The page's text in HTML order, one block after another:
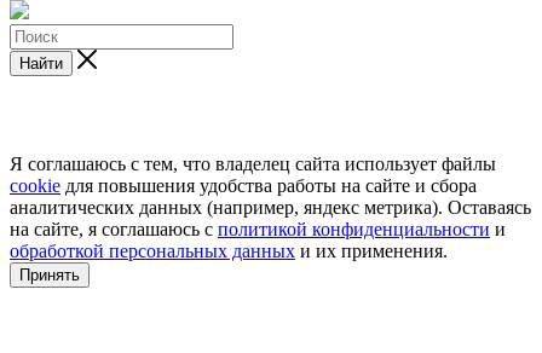
Найти
Я соглашаюсь с тем, что владелец сайта использует файлы
cookie для повышения удобства работы на сайте и сбора
аналитических данных (например, яндекс метрика). Оставаясь
на сайте, я соглашаюсь с политикой конфиденциальности и
обработкой персональных данных и их применения.
Принять